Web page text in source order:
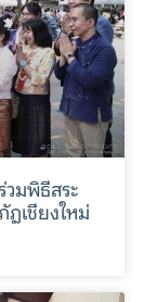
มพิธีสระ
ฏเชียงใหม่